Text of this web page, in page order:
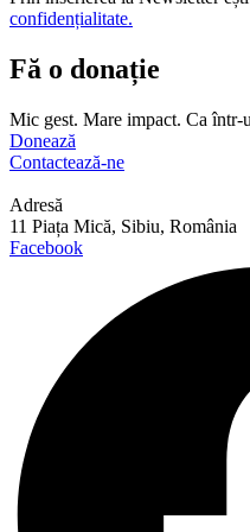
confidențialitate.
Fă o donație
Mic gest. Mare impact. Ca într-
Donează
Contactează-ne
Adresă
11 Piața Mică, Sibiu, România
Facebook